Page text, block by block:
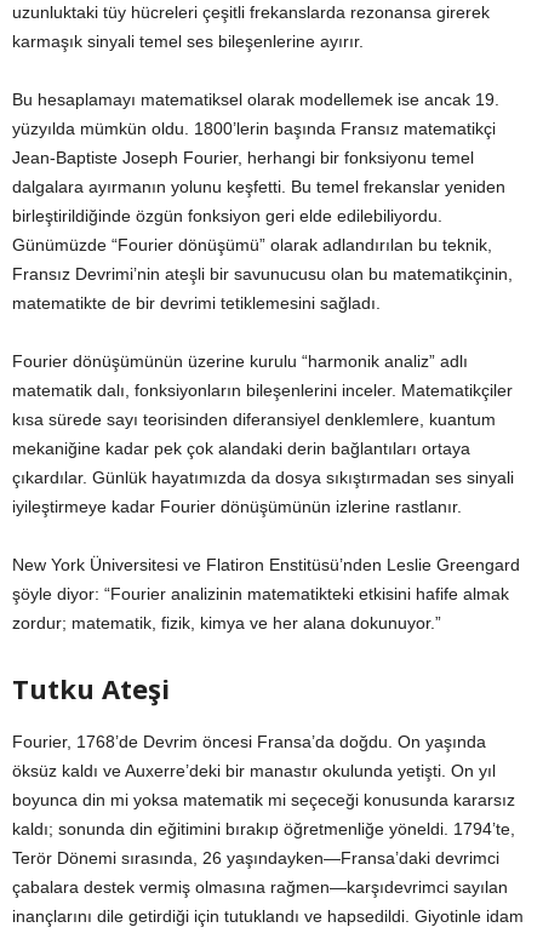
uzunluktaki tüy hücreleri çeşitli frekanslarda rezonansa girerek
karmaşık sinyali temel ses bileşenlerine ayırır.
Bu hesaplamayı matematiksel olarak modellemek ise ancak 19.
yüzyılda mümkün oldu. 1800’lerin başında Fransız matematikçi
Jean-Baptiste Joseph Fourier, herhangi bir fonksiyonu temel
dalgalara ayırmanın yolunu keşfetti. Bu temel frekanslar yeniden
birleştirildiğinde özgün fonksiyon geri elde edilebiliyordu.
Günümüzde “Fourier dönüşümü” olarak adlandırılan bu teknik,
Fransız Devrimi’nin ateşli bir savunucusu olan bu matematikçinin,
matematikte de bir devrimi tetiklemesini sağladı.
Fourier dönüşümünün üzerine kurulu “harmonik analiz” adlı
matematik dalı, fonksiyonların bileşenlerini inceler. Matematikçiler
kısa sürede sayı teorisinden diferansiyel denklemlere, kuantum
mekaniğine kadar pek çok alandaki derin bağlantıları ortaya
çıkardılar. Günlük hayatımızda da dosya sıkıştırmadan ses sinyali
iyileştirmeye kadar Fourier dönüşümünün izlerine rastlanır.
New York Üniversitesi ve Flatiron Enstitüsü’nden Leslie Greengard
şöyle diyor: “Fourier analizinin matematikteki etkisini hafife almak
zordur; matematik, fizik, kimya ve her alana dokunuyor.”
Tutku Ateşi
Fourier, 1768’de Devrim öncesi Fransa’da doğdu. On yaşında
öksüz kaldı ve Auxerre’deki bir manastır okulunda yetişti. On yıl
boyunca din mi yoksa matematik mi seçeceği konusunda kararsız
kaldı; sonunda din eğitimini bırakıp öğretmenliğe yöneldi. 1794’te,
Terör Dönemi sırasında, 26 yaşındayken—Fransa’daki devrimci
çabalara destek vermiş olmasına rağmen—karşıdevrimci sayılan
inançlarını dile getirdiği için tutuklandı ve hapsedildi. Giyotinle idam